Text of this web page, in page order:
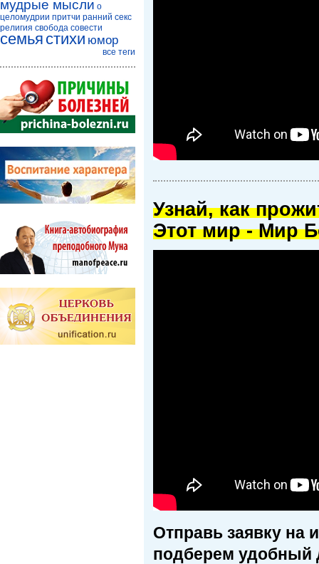
Узнай, как
Этот мир - Мир
Отправь заявку на
подберем удобный
мудрые мысли о
целомудрии притчи ранний секс
религия свобода совести
семья стихи юмор
все теги